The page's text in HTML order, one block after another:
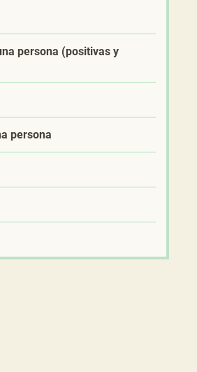
persona (positivas y
persona